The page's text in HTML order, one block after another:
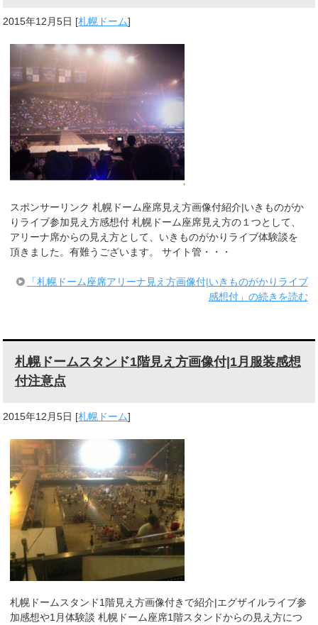
2015年12月5日 [札幌ドーム]
スポンサーリンク 札幌ドーム座席見え方画像付紹介|いきものがか
りライブ参加見え方感想付 札幌ドーム座席見え方の１つとして、
アリーナ席からの見え方として、いきものがかりライブ体験談を
頂きました。有難うございます。 サイト管・・・
「札幌ドーム座席アリーナ見え方画像付|いきものがかりライブ
感想付」の続きを読む
札幌ドームスタンド1階見え方画像付|1月服装感想
付注意点
2015年12月5日 [札幌ドーム]
札幌ドームスタンド1階見え方画像付きで紹介|エグザイルライブ参
加感想や1月体験談 札幌ドーム座席1階スタンドからの見え方につ